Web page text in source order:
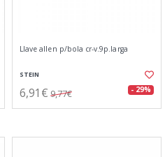
Llave allen p/bola cr-v.9p.larga
STEIN
6,91€ 9,77€ - 29%